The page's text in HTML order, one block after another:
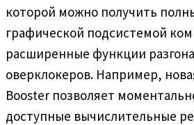
которой можно получить
графической подсистемой
расширенные функции
оверклокеров. Например,
Booster позволяет
доступные вычислительные